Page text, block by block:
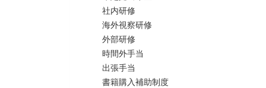
社内研修
海外視察研修
外部研修
時間外手当
出張手当
書籍購入補助制度